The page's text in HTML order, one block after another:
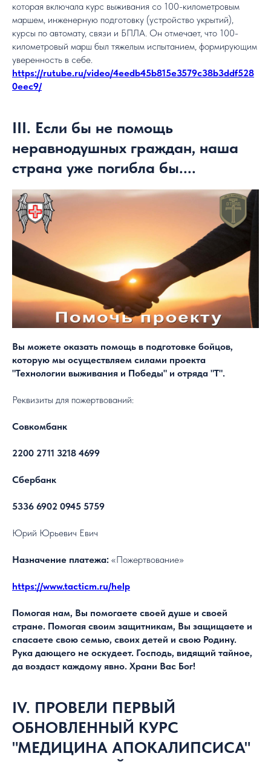
которая включала курс выживания со 100-километровым
маршем, инженерную подготовку (устройство укрытий),
курсы по автомату, связи и БПЛА. Он отмечает, что 100-
километровый марш был тяжелым испытанием, формирующим
уверенность в себе.
https://rutube.ru/video/4eedb45b815e3579c38b3ddf528
0eec9/
III. Если бы не помощь
неравнодушных граждан, наша
страна уже погибла бы....
Вы можете оказать помощь в подготовке бойцов,
которую мы осуществляем силами проекта
"Технологии выживания и Победы" и отряда "Т".
Реквизиты для пожертвований:
Совкомбанк
2200 2711 3218 4699
Сбербанк
5336 6902 0945 5759
Юрий Юрьевич Евич
Назначение платежа: «Пожертвование»
https://www.tacticm.ru/help
Помогая нам, Вы помогаете своей душе и своей
стране. Помогая своим защитникам, Вы защищаете и
спасаете свою семью, своих детей и свою Родину.
Рука дающего не оскудеет. Господь, видящий тайное,
да воздаст каждому явно. Храни Вас Бог!
IV. ПРОВЕЛИ ПЕРВЫЙ
ОБНОВЛЕННЫЙ КУРС
"МЕДИЦИНА АПОКАЛИПСИСА"